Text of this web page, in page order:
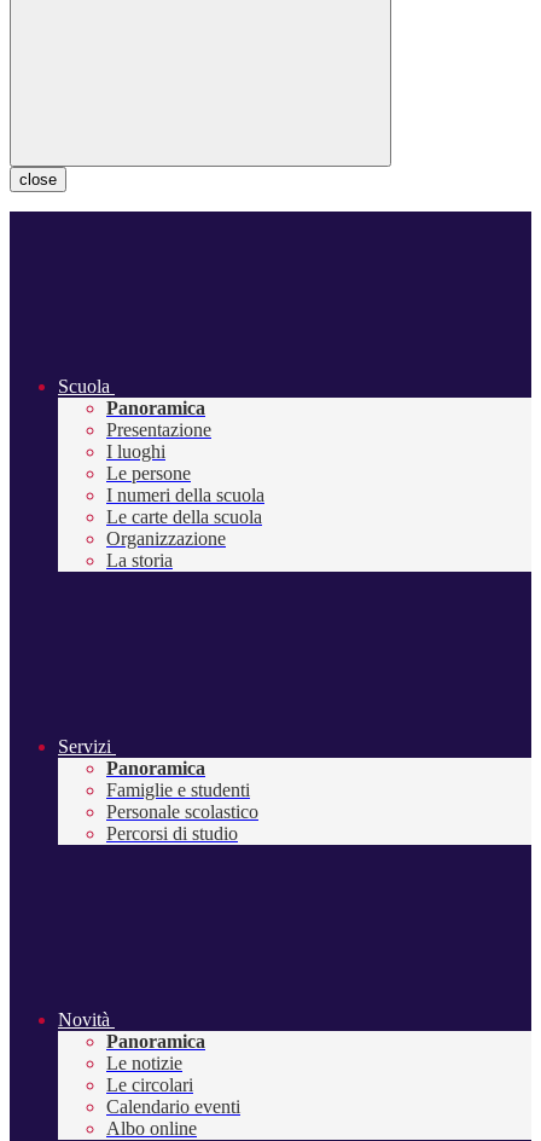
close
Scuola
Panoramica
Presentazione
I luoghi
Le persone
I numeri della scuola
Le carte della scuola
Organizzazione
La storia
Servizi
Panoramica
Famiglie e studenti
Personale scolastico
Percorsi di studio
Novità
Panoramica
Le notizie
Le circolari
Calendario eventi
Albo online